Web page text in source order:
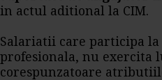
in actul aditional la CIM.
Salariatii care participa
profesionala, nu exercita
corespunzatoare